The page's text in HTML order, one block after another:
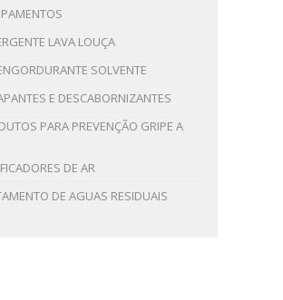
LAVA LOUÇA
SOLVENTE
E DESCABORNIZANTES
PARA PREVENÇÃO GRIPE A
DE AR
DE AGUAS RESIDUAIS